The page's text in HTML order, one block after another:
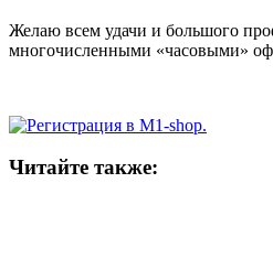
Желаю всем удачи и большого
многочисленными «часовыми»
Читайте также: